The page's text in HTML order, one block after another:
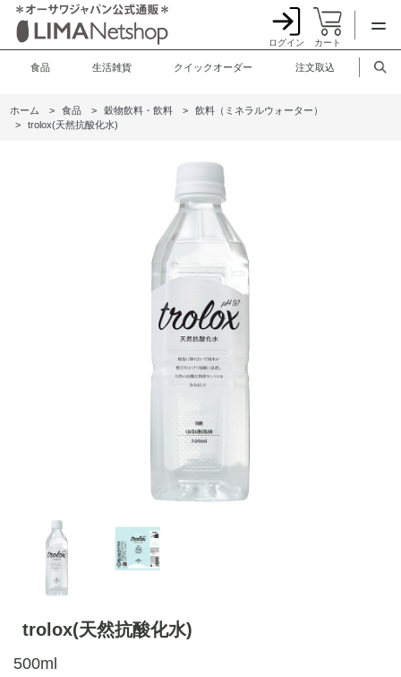
ログイン カート
食品 生活雑貨 クイックオーダー 注文取込
ホーム > 食品 > 穀物飲料・飲料 >
飲料（ミネラルウォーター）
>
trolox(天然抗酸化水)
trolox(天然抗酸化水)
500ml